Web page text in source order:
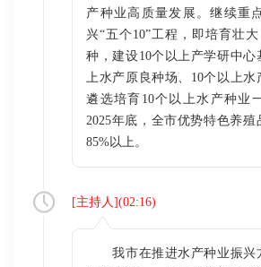
产种业高质量发展。继续重
兴“五个10”工程，即培育壮
种，建设10个以上产学研中心
上水产原良种场、10个以上水
遴选培育10个以上水产种业
2025年底，全市优势特色养殖
85%以上。
[主持人](02:16)
我市在推进水产种业振兴